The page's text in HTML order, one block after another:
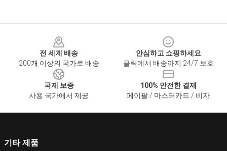
전 세계 배송
200개 이상의 국가로 배송
안심하고 쇼핑하세요
클릭에서 배송까지 24/7 보호
국제 보증
사용 국가에서 제공
100% 안전한 결제
페이팔 / 마스터카드 / 비자
기타 제품